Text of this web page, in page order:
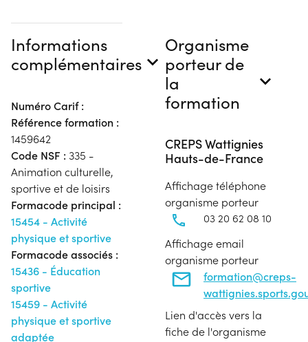
Informations
complémentaires
Numéro Carif :
Référence formation :
1459642
Code NSF : 335 -
Animation culturelle,
sportive et de loisirs
Formacode principal :
15454 - Activité
physique et sportive
Formacode associés :
15436 - Éducation
sportive
15459 - Activité
physique et sportive
adaptée
Organisme
porteur de
la
formation
CREPS Wattignies
Hauts-de-France
Affichage téléphone
organisme porteur
03 20 62 08 10
Affichage email
organisme porteur
formation@creps-
Lien d'accès vers la
fiche de l'organisme